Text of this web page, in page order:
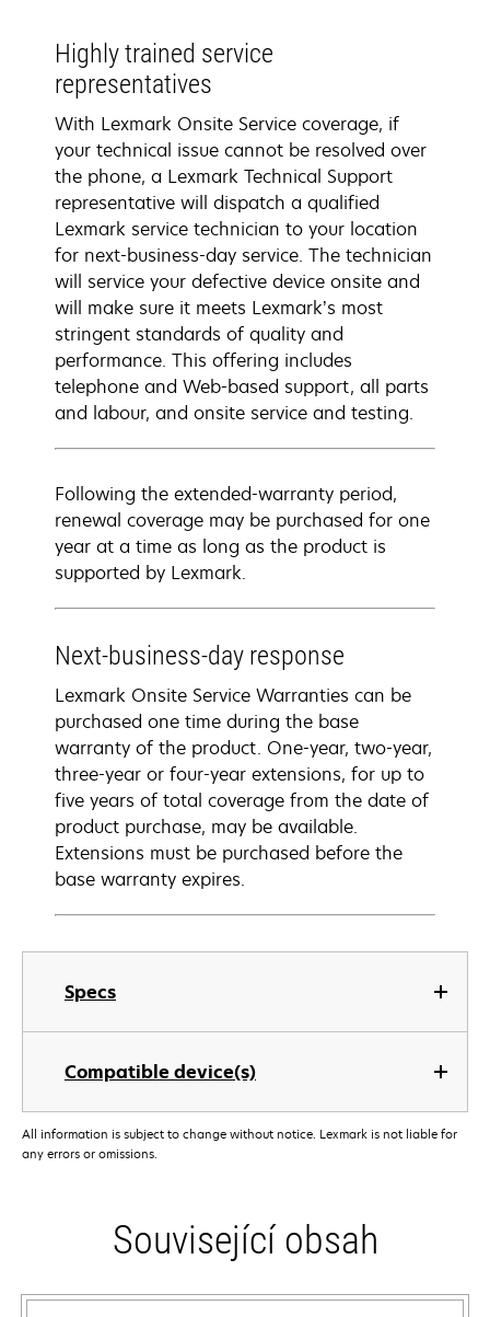
Specs
Compatible device(s)
Highly trained service
representatives
With Lexmark Onsite Service coverage, if
your technical issue cannot be resolved over
the phone, a Lexmark Technical Support
representative will dispatch a qualified
Lexmark service technician to your location
for next-business-day service. The technician
will service your defective device onsite and
will make sure it meets Lexmark’s most
stringent standards of quality and
performance. This offering includes
telephone and Web-based support, all parts
and labour, and onsite service and testing.
Following the extended-warranty period,
renewal coverage may be purchased for one
year at a time as long as the product is
supported by Lexmark.
Next-business-day response
Lexmark Onsite Service Warranties can be
purchased one time during the base
warranty of the product. One-year, two-year,
three-year or four-year extensions, for up to
five years of total coverage from the date of
product purchase, may be available.
Extensions must be purchased before the
base warranty expires.
All information is subject to change without notice. Lexmark is not liable for
any errors or omissions.
Související obsah